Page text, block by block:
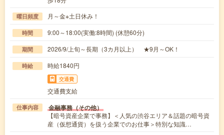
曜日頻度 月～金※土日休み！
時間 9:00～18:00(実働:8時間) (休憩60分)
期間 2026/9/上旬～長期（3カ月以上） ★9月～OK！
時給 時給1840円
交通費
交通費支給
仕事内容 金融事務（その他）
【暗号資産企業で事務】＜人気の渋谷エリア＆話題の暗号資
産（仮想通貨）を扱う企業でのお仕事＞特別な知識…